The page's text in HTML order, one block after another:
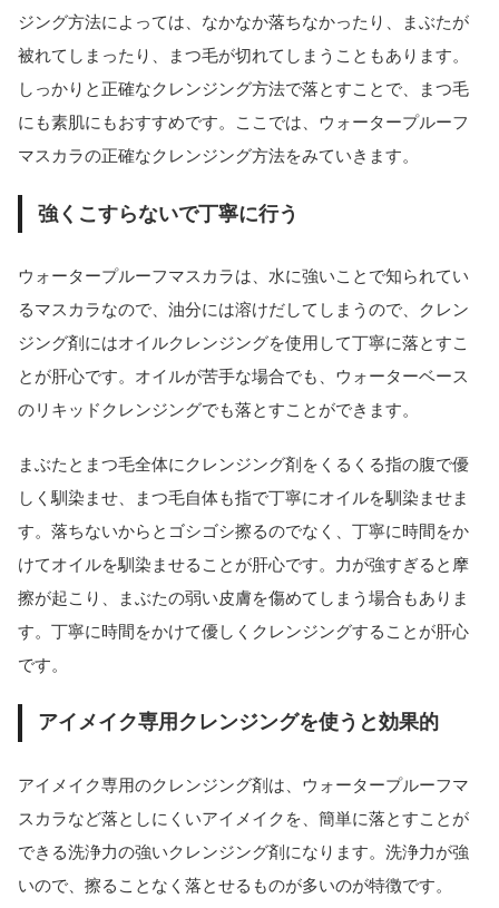
ジング方法によっては、なかなか落ちなかったり、まぶたが
被れてしまったり、まつ毛が切れてしまうこともあります。
しっかりと正確なクレンジング方法で落とすことで、まつ毛
にも素肌にもおすすめです。ここでは、ウォータープルーフ
マスカラの正確なクレンジング方法をみていきます。
強くこすらないで丁寧に行う
ウォータープルーフマスカラは、水に強いことで知られてい
るマスカラなので、油分には溶けだしてしまうので、クレン
ジング剤にはオイルクレンジングを使用して丁寧に落とすこ
とが肝心です。オイルが苦手な場合でも、ウォーターベース
のリキッドクレンジングでも落とすことができます。
まぶたとまつ毛全体にクレンジング剤をくるくる指の腹で優
しく馴染ませ、まつ毛自体も指で丁寧にオイルを馴染ませま
す。落ちないからとゴシゴシ擦るのでなく、丁寧に時間をか
けてオイルを馴染ませることが肝心です。力が強すぎると摩
擦が起こり、まぶたの弱い皮膚を傷めてしまう場合もありま
す。丁寧に時間をかけて優しくクレンジングすることが肝心
です。
アイメイク専用クレンジングを使うと効果的
アイメイク専用のクレンジング剤は、ウォータープルーフマ
スカラなど落としにくいアイメイクを、簡単に落とすことが
できる洗浄力の強いクレンジング剤になります。洗浄力が強
いので、擦ることなく落とせるものが多いのが特徴です。